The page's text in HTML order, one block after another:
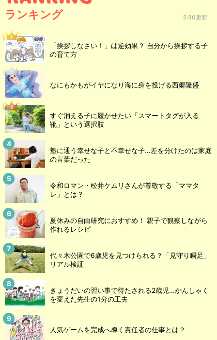
ランキング 5:30更新
「挨拶しなさい！」は逆効果？ 自分から挨拶する子
の育て方
なにもかもがイヤになり海に身を投げる西郷隆盛
すぐ消える子に履かせたい「スマートタグが入る
靴」という選択肢
塾に通う幸せな子と不幸せな子…差を分けたのは家庭
の言葉だった
令和ロマン・松井ケムリさんが尊敬する「ママタ
レ」とは？
夏休みの自由研究におすすめ！ 親子で観察しながら
作れるレシピ
代々木公園で6歳児を見つけられる？「見守り瞬足」
リアル検証
きょうだいの習い事で待たされる2歳児...かんしゃく
を変えた先生の1分の工夫
人気ゲームを完成へ導く責任者の仕事とは？